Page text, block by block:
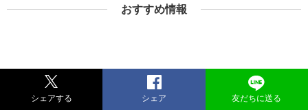
おすすめ情報
シェアする シェア 友だちに送る